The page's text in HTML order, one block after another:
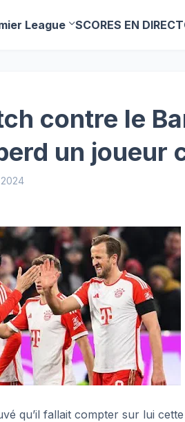
League SCORES EN DIRECT
contre le
un joueur
qu’il fallait compter sur lui